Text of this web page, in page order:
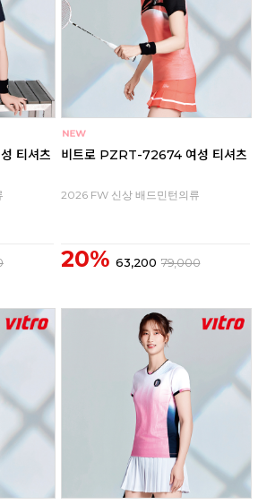
티셔츠 비트로 PZRT-72674 여성 티셔츠
2026 FW 신상 배드민턴의류
20% 63,200 79,000